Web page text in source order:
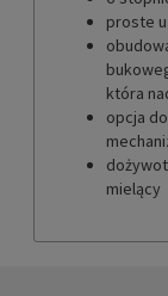
proste
która
opcja
mielący